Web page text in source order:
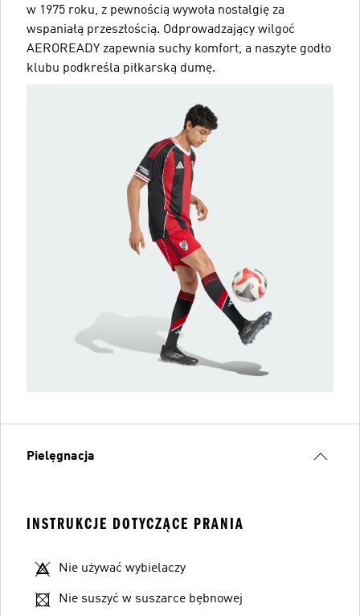
w 1975 roku, z pewnością wywoła nostalgię za
wspaniałą przeszłością. Odprowadzający wilgoć
AEROREADY zapewnia suchy komfort, a naszyte godło
klubu podkreśla piłkarską dumę.
Pielęgnacja
INSTRUKCJE DOTYCZĄCE PRANIA
Nie używać wybielaczy
Nie suszyć w suszarce bębnowej